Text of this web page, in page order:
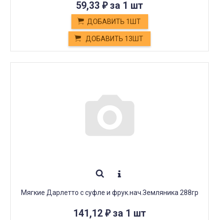
59,33 ₽за 1 шт
ДОБАВИТЬ 1ШТ
ДОБАВИТЬ 13ШТ
Мягкие Дарлетто с суфле и фрук.нач.Земляника 288гр
141,12 ₽за 1 шт